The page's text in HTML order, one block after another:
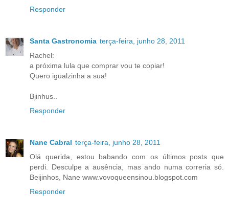
Responder
Santa Gastronomia terça-feira, junho 28, 2011
Rachel:
a próxima lula que comprar vou te copiar!
Quero igualzinha a sua!
Bjinhus..
Responder
Nane Cabral terça-feira, junho 28, 2011
Olá querida, estou babando com os últimos posts que
perdi. Desculpe a ausência, mas ando numa correria só.
Beijinhos, Nane www.vovoqueensinou.blogspot.com
Responder